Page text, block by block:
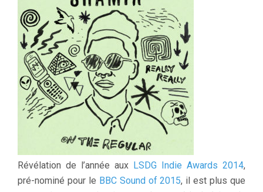
Révélation de l’année aux LSDG Indie Awards 2014,
pré-nominé pour le BBC Sound of 2015, il est plus que